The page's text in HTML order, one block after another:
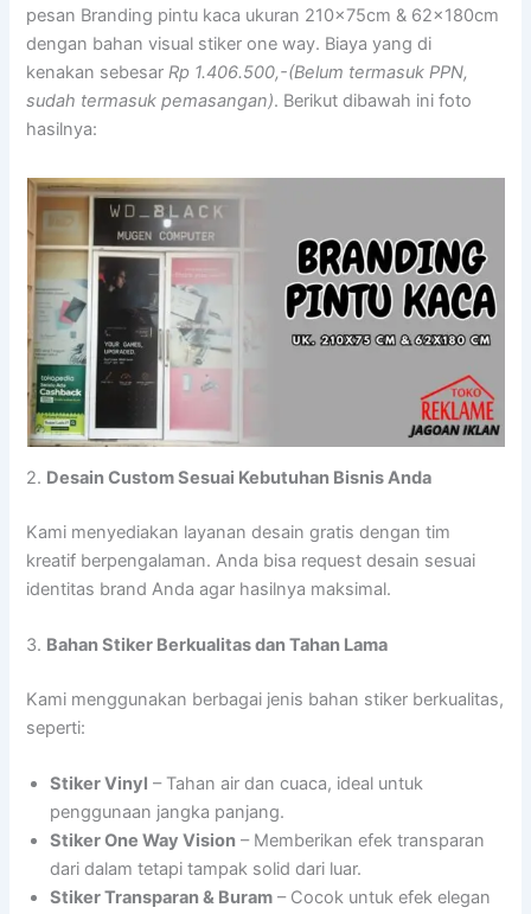
pesan Branding pintu kaca ukuran 210x75cm & 62x180cm
dengan bahan visual stiker one way. Biaya yang di
kenakan sebesarRp 1.406.500,-(Belum termasuk PPN,
sudah termasuk pemasangan). Berikut dibawah ini foto
hasilnya:
2. Desain Custom Sesuai Kebutuhan Bisnis Anda
Kami menyediakan layanan desain gratis dengan tim
kreatif berpengalaman. Anda bisa request desain sesuai
identitas brand Anda agar hasilnya maksimal.
3. Bahan Stiker Berkualitas dan Tahan Lama
Kami menggunakan berbagai jenis bahan stiker berkualitas,
seperti:
Stiker Vinyl – Tahan air dan cuaca, ideal untuk
penggunaan jangka panjang.
Stiker One Way Vision – Memberikan efek transparan
dari dalam tetapi tampak solid dari luar.
Stiker Transparan & Buram – Cocok untuk efek elegan